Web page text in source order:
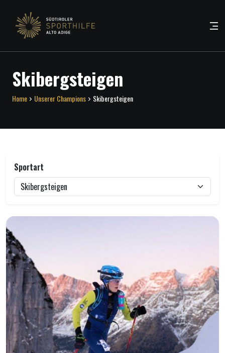
Skibergsteigen
Home Unserer Champions Skibergsteigen
Sportart